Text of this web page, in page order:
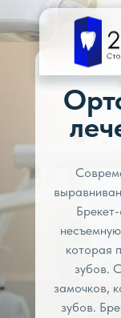
которая
зубов.
замочков,
зубов.